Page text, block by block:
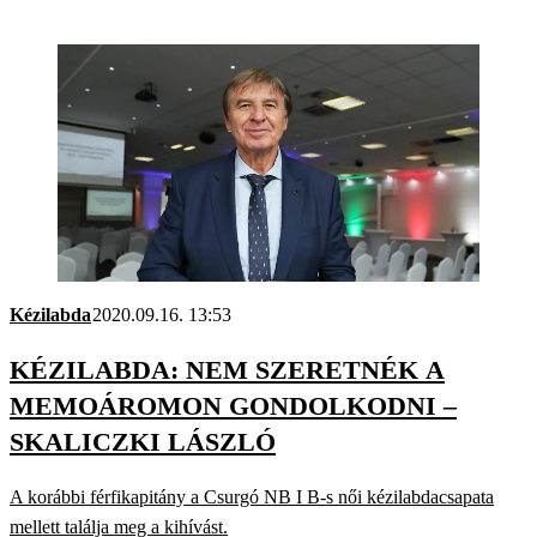
Kézilabda2020.09.16. 13:53
KÉZILABDA: NEM SZERETNÉK A
MEMOÁROMON GONDOLKODNI –
SKALICZKI LÁSZLÓ
A korábbi férfikapitány a Csurgó NB I B-s női kézilabdacsapata
mellett találja meg a kihívást.